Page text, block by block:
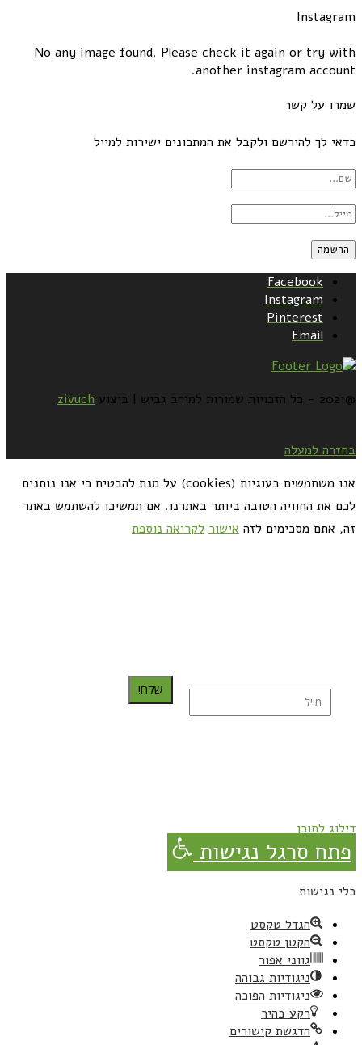
Instagram
No any image found. Please check it again or try with
another instagram account.
שמרו על קשר
כדאי לך להירשם ולקבל את המתכונים ישירות למייל
Facebook
Instagram
Pinterest
Email
@2021 - כל הזכויות שמורות למירב גביש | ביצוע zivuch
בחזרה למעלה
אנו משתמשים בעוגיות (cookies) על מנת להבטיח כי אנו נותנים
לכם את החוויה הטובה ביותר באתרנו. אם תמשיכו להשתמש באתר
זה, אתם מסכימים לזה אישור לקריאה נוספת
שלח!
דילוג לתוכן
פתח סרגל נגישות
כלי נגישות
הגדל טקסט
הקטן טקסט
גווני אפור
ניגודיות גבוהה
ניגודיות הפוכה
רקע בהיר
הדגשת קישורים